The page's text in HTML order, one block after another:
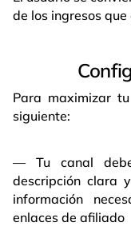
de los ingresos
Para maximizar
siguiente:
— Tu canal
descripción clara
información
enlaces de afiliado